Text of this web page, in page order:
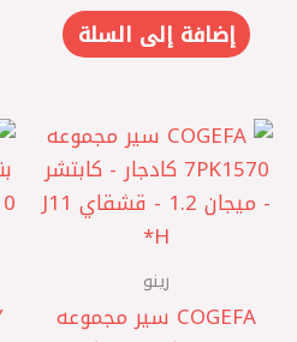
إضافة إلى السلة
رينو
COGEFA سير مجموعه